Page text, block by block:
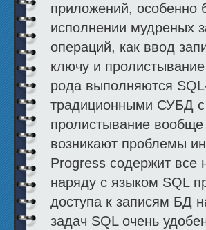
приложений, особенно
исполнении мудреных
операций, как ввод
ключу и
рода выполняются
традиционными СУБД с
пролистывание вообще
возникают проблемы
Progress содержит все
наряду с языком SQL
доступа к записям БД
задач SQL очень